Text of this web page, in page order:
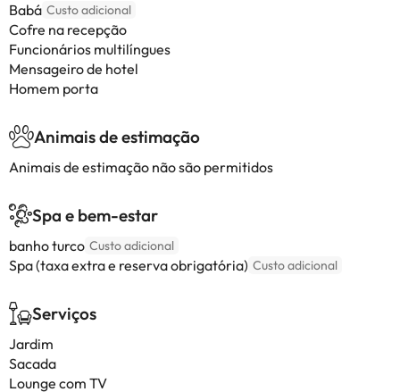
Babá Custo adicional
Cofre na recepção
Funcionários multilíngues
Mensageiro de hotel
Homem porta
Animais de estimação
Animais de estimação não são permitidos
Spa e bem-estar
banho turco Custo adicional
Spa (taxa extra e reserva obrigatória) Custo adicional
Serviços
Jardim
Sacada
Lounge com TV